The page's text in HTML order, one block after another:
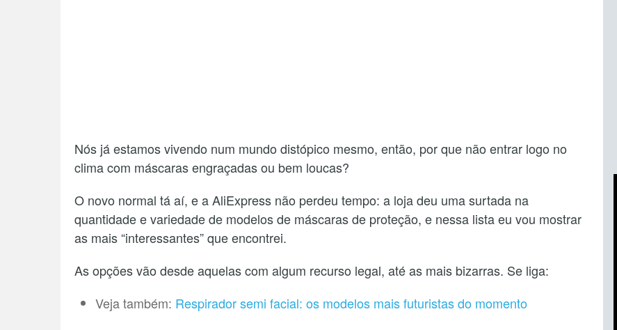
Nós já estamos vivendo num mundo distópico mesmo, então, por que não entrar logo no
clima com máscaras engraçadas ou bem loucas?
O novo normal tá aí, e a AliExpress não perdeu tempo: a loja deu uma surtada na
quantidade e variedade de modelos de máscaras de proteção, e nessa lista eu vou mostrar
as mais “interessantes” que encontrei.
As opções vão desde aquelas com algum recurso legal, até as mais bizarras. Se liga:
Veja também: Respirador semi facial: os modelos mais futuristas do momento